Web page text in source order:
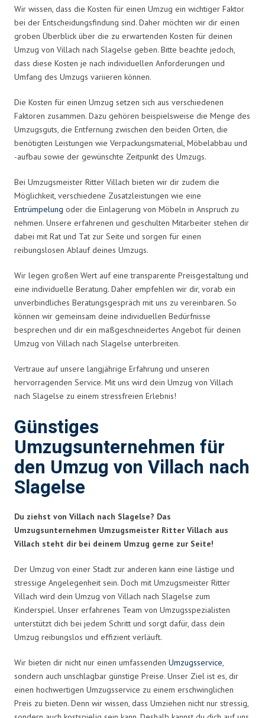
Wir wissen, dass die Kosten für einen Umzug ein wichtiger Faktor
bei der Entscheidungsfindung sind. Daher möchten wir dir einen
groben Überblick über die zu erwartenden Kosten für deinen
Umzug von Villach nach Slagelse geben. Bitte beachte jedoch,
dass diese Kosten je nach individuellen Anforderungen und
Umfang des Umzugs variieren können.
Die Kosten für einen Umzug setzen sich aus verschiedenen
Faktoren zusammen. Dazu gehören beispielsweise die Menge des
Umzugsguts, die Entfernung zwischen den beiden Orten, die
benötigten Leistungen wie Verpackungsmaterial, Möbelabbau und
-aufbau sowie der gewünschte Zeitpunkt des Umzugs.
Bei Umzugsmeister Ritter Villach bieten wir dir zudem die
Möglichkeit, verschiedene Zusatzleistungen wie eine
Entrümpelung oder die Einlagerung von Möbeln in Anspruch zu
nehmen. Unsere erfahrenen und geschulten Mitarbeiter stehen dir
dabei mit Rat und Tat zur Seite und sorgen für einen
reibungslosen Ablauf deines Umzugs.
Wir legen großen Wert auf eine transparente Preisgestaltung und
eine individuelle Beratung. Daher empfehlen wir dir, vorab ein
unverbindliches Beratungsgespräch mit uns zu vereinbaren. So
können wir gemeinsam deine individuellen Bedürfnisse
besprechen und dir ein maßgeschneidertes Angebot für deinen
Umzug von Villach nach Slagelse unterbreiten.
Vertraue auf unsere langjährige Erfahrung und unseren
hervorragenden Service. Mit uns wird dein Umzug von Villach
nach Slagelse zu einem stressfreien Erlebnis!
Günstiges
Umzugsunternehmen für
den Umzug von Villach nach
Slagelse
Du ziehst von Villach nach Slagelse? Das
Umzugsunternehmen Umzugsmeister Ritter Villach aus
Villach steht dir bei deinem Umzug gerne zur Seite!
Der Umzug von einer Stadt zur anderen kann eine lästige und
stressige Angelegenheit sein. Doch mit Umzugsmeister Ritter
Villach wird dein Umzug von Villach nach Slagelse zum
Kinderspiel. Unser erfahrenes Team von Umzugsspezialisten
unterstützt dich bei jedem Schritt und sorgt dafür, dass dein
Umzug reibungslos und effizient verläuft.
Wir bieten dir nicht nur einen umfassenden Umzugsservice,
sondern auch unschlagbar günstige Preise. Unser Ziel ist es, dir
einen hochwertigen Umzugsservice zu einem erschwinglichen
Preis zu bieten. Denn wir wissen, dass Umziehen nicht nur stressig,